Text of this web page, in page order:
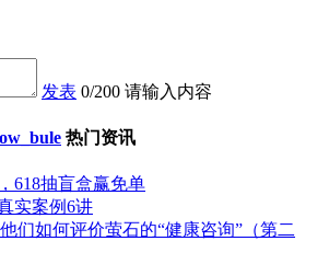
发表 0/200 请输入内容
热门资讯
618抽盲盒赢免单
实案例6讲
们如何评价萤石的“健康咨询”（第二